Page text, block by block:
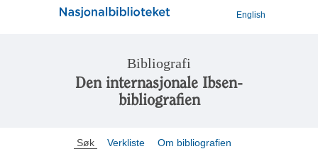
English
Bibliografi
Den internasjonale Ibsen-
bibliografien
Søk Verkliste Om bibliografien